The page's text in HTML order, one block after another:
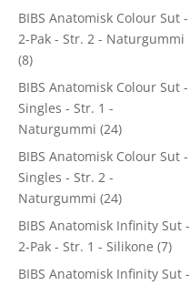
BIBS Anatomisk Colour Sut -
2-Pak - Str. 2 - Naturgummi
(8)
BIBS Anatomisk Colour Sut -
Singles - Str. 1 -
Naturgummi (24)
BIBS Anatomisk Colour Sut -
Singles - Str. 2 -
Naturgummi (24)
BIBS Anatomisk Infinity Sut -
2-Pak - Str. 1 - Silikone (7)
BIBS Anatomisk Infinity Sut -